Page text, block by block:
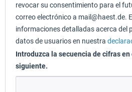
revocar su consentimiento para el
correo electrónico a mail@haest.de.
informaciones detalladas acerca del
datos de usuarios en nuestra
Introduzca la secuencia de cifras
siguiente.